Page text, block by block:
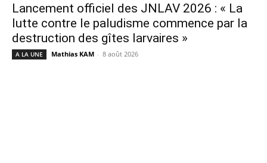
Lancement officiel des JNLAV 2026 : « La
lutte contre le paludisme commence par la
destruction des gîtes larvaires »
A LA UNE Mathias KAM - 8 août 2026